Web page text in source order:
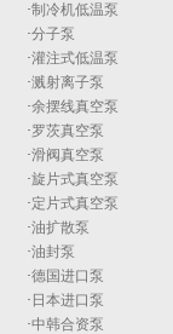
·制冷机低温泵
·分子泵
·灌注式低温泵
·溅射离子泵
·余摆线真空泵
·罗茨真空泵
·滑阀真空泵
·旋片式真空泵
·定片式真空泵
·油扩散泵
·油封泵
·德国进口泵
· 日本进口泵
·中韩合资泵